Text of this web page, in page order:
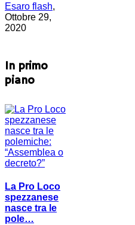
Esaro flash,
Ottobre 29,
2020
In primo
piano
La Pro Loco
spezzanese
nasce tra le
pole…